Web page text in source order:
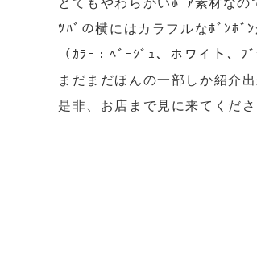
とてもやわらかいﾎﾞｱ素材な
ﾂﾊﾞの横にはカラフルなﾎﾞﾝﾎ
（ｶﾗｰ：ﾍﾞｰｼﾞｭ、ホワイ
まだまだほんの一部しか紹介
是非、お店まで見に来てくだ